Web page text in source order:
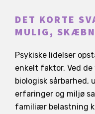
DET KORTE
MULIG,
Psykiske lidelser
enkelt faktor. Ved
biologisk sårbarhed,
erfaringer og miljø
familiær belastning